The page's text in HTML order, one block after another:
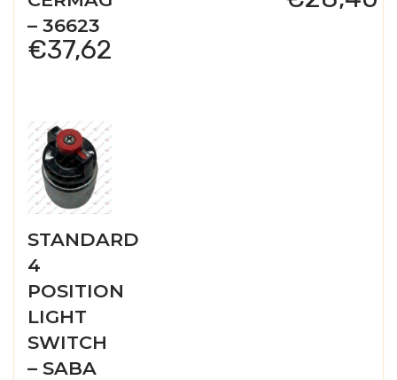
– 36623
€37,62
STANDARD
4
POSITION
LIGHT
SWITCH
– SABA